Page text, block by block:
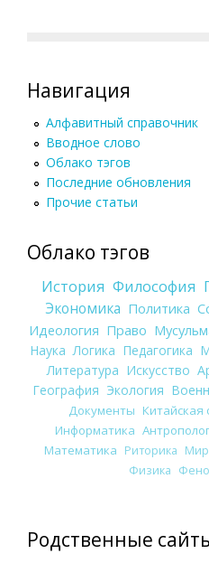
Навигация
Алфавитный справочник
Вводное слово
Облако тэгов
Последние обновления
Прочие статьи
Облако тэгов
История Философия
Экономика Политика
Идеология Право
Наука Логика Педагогика
Литература Искусство
География Экология
Документы Китайская
Информатика
Математика Риторика
Физика
Родственные